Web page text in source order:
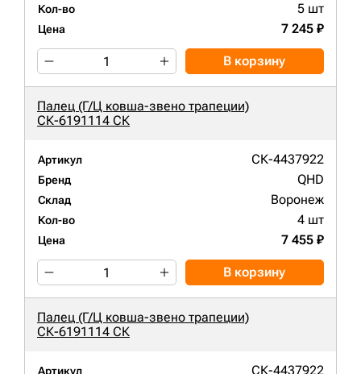
Кол-во 5 шт
Цена 7 245 ₽
В корзину
Палец (Г/Ц ковша-звено трапеции)
СК-6191114 СК
Артикул СК-4437922
Бренд QHD
Склад Воронеж
Кол-во 4 шт
Цена 7 455 ₽
В корзину
Палец (Г/Ц ковша-звено трапеции)
СК-6191114 СК
Артикул СК-4437922